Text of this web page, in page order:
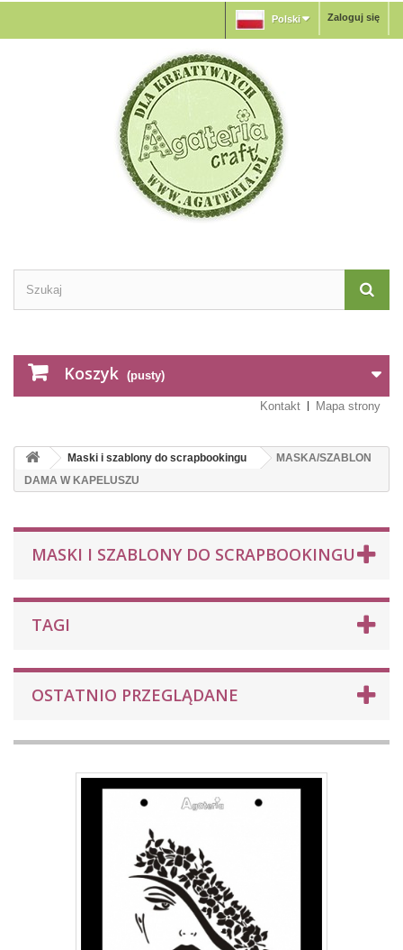
Zaloguj się
Polski
Koszyk (pusty)
Kontakt Mapa strony
Maski i szablony do scrapbookingu
MASKA/SZABLON
DAMA W KAPELUSZU
MASKI I SZABLONY DO SCRAPBOOKINGU
TAGI
OSTATNIO PRZEGLĄDANE